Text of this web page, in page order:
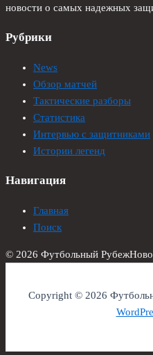
новости о самых надежных
Рубрики
News
Обзор матчей
Тактические разборы
Статистика
Интервью с защитниками
Истории легенд
Навигация
Главная
Поиск
© 2026 Футбольный Рубеж
Copyright © 2026